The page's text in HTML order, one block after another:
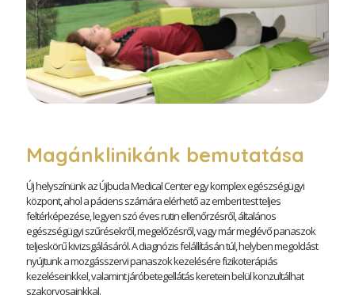
Magánklinikánk bemutatása
Új helyszínünk az Újbuda Medical Center egy komplex egészségügyi
központ, ahol a páciens számára elérhető az emberi test teljes
feltérképezése, legyen szó éves rutin ellenőrzésről, általános
egészségügyi szűrésekről, megelőzésről, vagy már meglévő panaszok
teljeskörű kivizsgálásáról. A diagnózis felállításán túl, helyben megoldást
nyújtunk a mozgásszervi panaszok kezelésére fizikoterápiás
kezeléseinkkel, valamint járóbetegellátás keretein belül konzultálhat
szakorvosainkkal.